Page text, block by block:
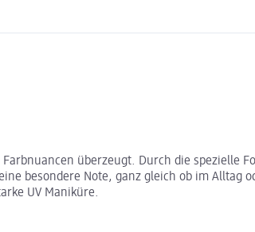
überzeugt. Durch die spezielle
besondere Note, ganz gleich ob im Alltag
UV Maniküre.